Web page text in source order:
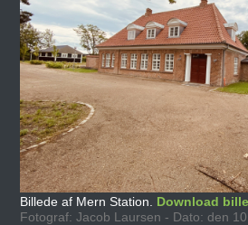
Billede af Mern Station. Download
Fotograf: Jacob Laursen - Dato: den